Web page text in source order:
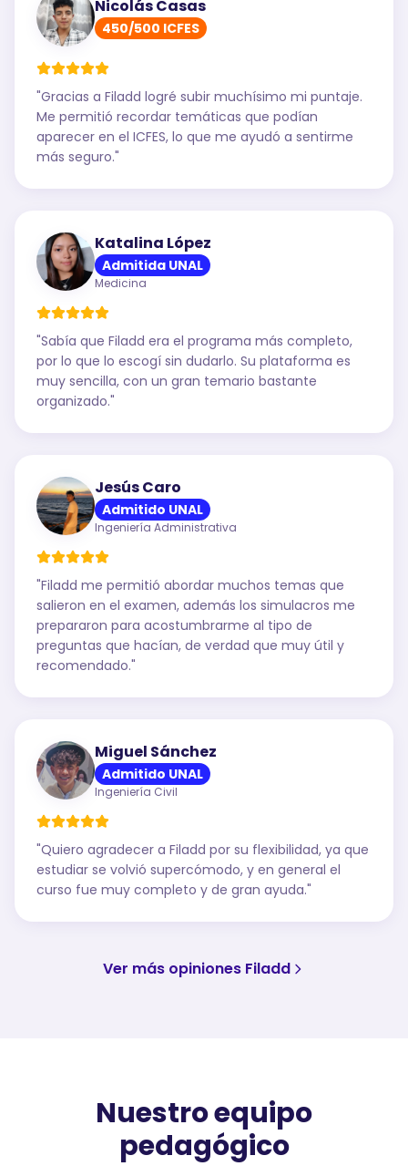
Nicolás Casas
450/500 ICFES
"Gracias a Filadd logré subir muchísimo mi puntaje.
Me permitió recordar temáticas que podían
aparecer en el ICFES, lo que me ayudó a sentirme
más seguro."
Katalina López
Admitida UNAL
Medicina
"Sabía que Filadd era el programa más completo,
por lo que lo escogí sin dudarlo. Su plataforma es
muy sencilla, con un gran temario bastante
organizado."
Jesús Caro
Admitido UNAL
Ingeniería Administrativa
"Filadd me permitió abordar muchos temas que
salieron en el examen, además los simulacros me
prepararon para acostumbrarme al tipo de
preguntas que hacían, de verdad que muy útil y
recomendado."
Miguel Sánchez
Admitido UNAL
Ingeniería Civil
"Quiero agradecer a Filadd por su flexibilidad, ya que
estudiar se volvió supercómodo, y en general el
curso fue muy completo y de gran ayuda."
Ver más opiniones Filadd
Nuestro equipo
pedagógico